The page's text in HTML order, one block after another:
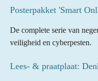
Posterpakket 'Smart
De complete serie van
veiligheid en cyberpesten.
Lees- & praatplaat: